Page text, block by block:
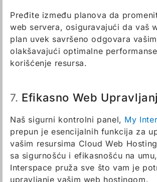
Pređite između planova da
web servera, osiguravajući da vaš
plan uvek savršeno odgovara
olakšavajući optimalne
korišćenje resursa.
7. Efikasno Web
Naš sigurni kontrolni panel, My
prepun je esencijalnih funkcija za
vašim resursima Cloud Web
sa sigurnošću i efikasnošću na
Interspace pruža sve što vam je
upravljanje vašim web hostingom.